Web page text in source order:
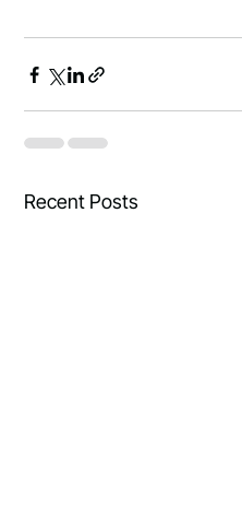
Recent Posts